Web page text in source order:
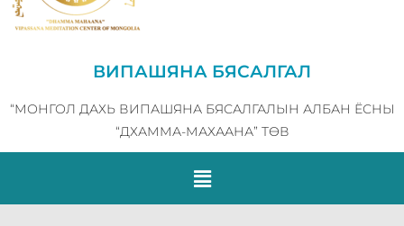
ВИПАШЯНА БЯСАЛГАЛ
“МОНГОЛ ДАХЬ ВИПАШЯНА БЯСАЛГАЛЫН АЛБАН ЁСНЫ
“ДХАММА-МАХААНА” ТӨВ